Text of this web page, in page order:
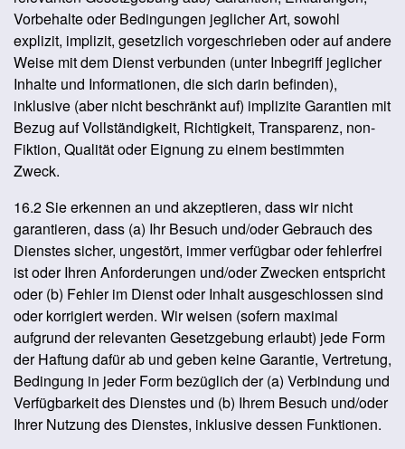
Vorbehalte oder Bedingungen jeglicher Art, sowohl
explizit, implizit, gesetzlich vorgeschrieben oder auf andere
Weise mit dem Dienst verbunden (unter Inbegriff jeglicher
Inhalte und Informationen, die sich darin befinden),
inklusive (aber nicht beschränkt auf) implizite Garantien mit
Bezug auf Vollständigkeit, Richtigkeit, Transparenz, non-
Fiktion, Qualität oder Eignung zu einem bestimmten
Zweck.
16.2 Sie erkennen an und akzeptieren, dass wir nicht
garantieren, dass (a) Ihr Besuch und/oder Gebrauch des
Dienstes sicher, ungestört, immer verfügbar oder fehlerfrei
ist oder Ihren Anforderungen und/oder Zwecken entspricht
oder (b) Fehler im Dienst oder Inhalt ausgeschlossen sind
oder korrigiert werden. Wir weisen (sofern maximal
aufgrund der relevanten Gesetzgebung erlaubt) jede Form
der Haftung dafür ab und geben keine Garantie, Vertretung,
Bedingung in jeder Form bezüglich der (a) Verbindung und
Verfügbarkeit des Dienstes und (b) Ihrem Besuch und/oder
Ihrer Nutzung des Dienstes, inklusive dessen Funktionen.